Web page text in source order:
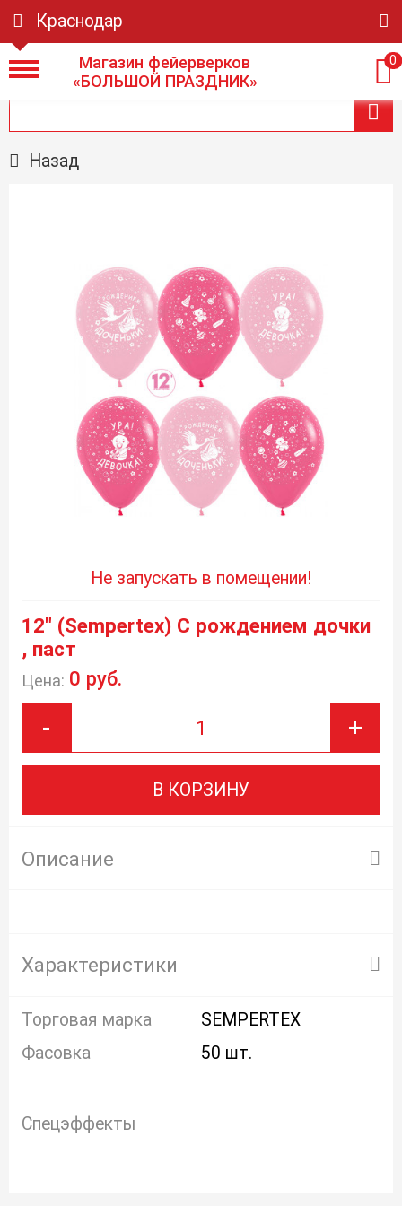
Краснодар
Магазин фейерверков
«БОЛЬШОЙ ПРАЗДНИК»
0
Назад
Не запускать в помещении!
12" (Sempertex) С рождением дочки
, паст
Цена: 0 руб.
- +
В КОРЗИНУ
Описание
Характеристики
Торговая марка
SEMPERTEX
Фасовка
50 шт.
Спецэффекты